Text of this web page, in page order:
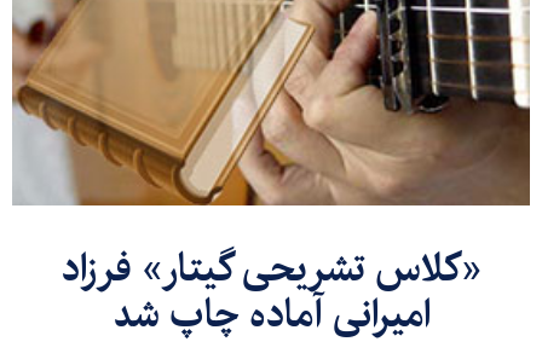
«کلاس تشریحی گیتار» فرزاد
امیرانی آماده چاپ شد